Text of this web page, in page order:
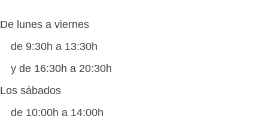
De lunes a viernes
de 9:30h a 13:30h
y de 16:30h a 20:30h
Los sábados
de 10:00h a 14:00h